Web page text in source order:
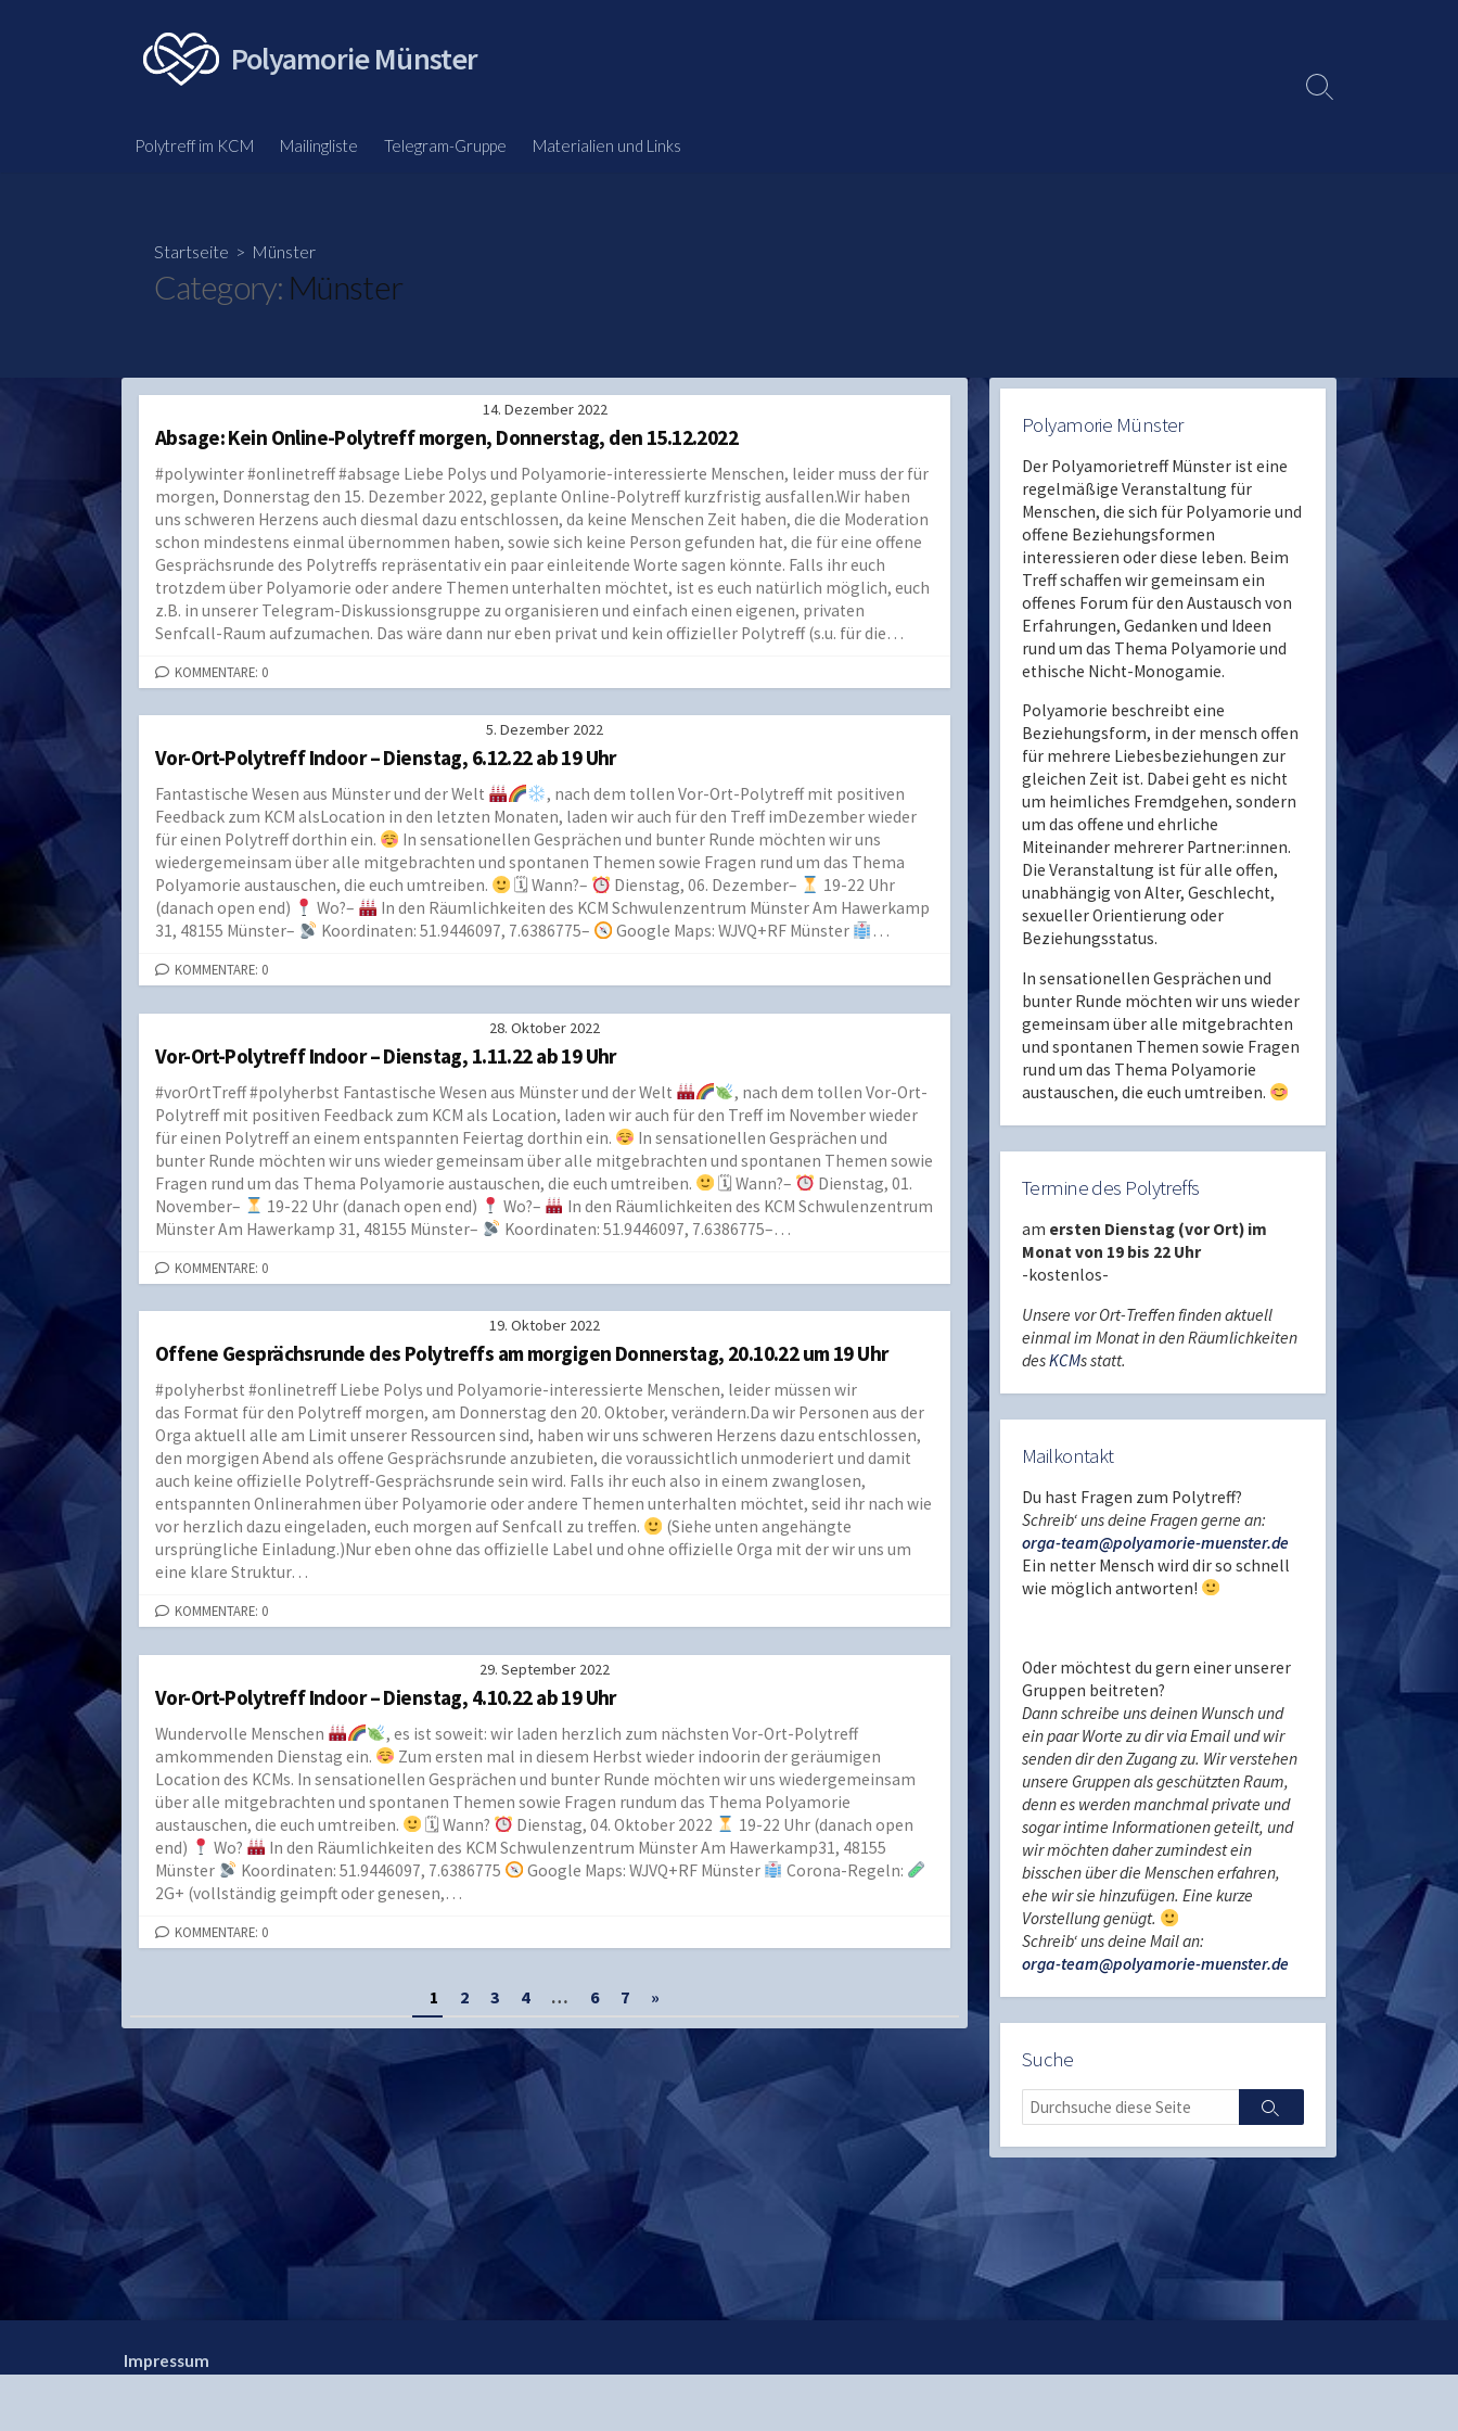
Polyamorie Münster
Polytreff im KCM Mailingliste Telegram-Gruppe Materialien und Links
Search
Startseite > Münster
Category: Münster
14. Dezember 2022
Absage: Kein Online-Polytreff morgen, Donnerstag, den 15.12.2022
#polywinter #onlinetreff #absage Liebe Polys und Polyamorie-interessierte Menschen, leider muss der für
morgen, Donnerstag den 15. Dezember 2022, geplante Online-Polytreff kurzfristig ausfallen.Wir haben
uns schweren Herzens auch diesmal dazu entschlossen, da keine Menschen Zeit haben, die die Moderation
schon mindestens einmal übernommen haben, sowie sich keine Person gefunden hat, die für eine offene
Gesprächsrunde des Polytreffs repräsentativ ein paar einleitende Worte sagen könnte. Falls ihr euch
trotzdem über Polyamorie oder andere Themen unterhalten möchtet, ist es euch natürlich möglich, euch
z.B. in unserer Telegram-Diskussionsgruppe zu organisieren und einfach einen eigenen, privaten
Senfcall-Raum aufzumachen. Das wäre dann nur eben privat und kein offizieller Polytreff (s.u. für die…
KOMMENTARE: 0
5. Dezember 2022
Vor-Ort-Polytreff Indoor – Dienstag, 6.12.22 ab 19 Uhr
Fantastische Wesen aus Münster und der Welt
, nach dem tollen Vor-Ort-Polytreff mit positiven
Feedback zum KCM alsLocation in den letzten Monaten, laden wir auch für den Treff imDezember wieder
für einen Polytreff dorthin ein.
In sensationellen Gesprächen und bunter Runde möchten wir uns
wiedergemeinsam über alle mitgebrachten und spontanen Themen sowie Fragen rund um das Thema
Polyamorie austauschen, die euch umtreiben.
🗓 Wann?– Dienstag, 06. Dezember–
19-22 Uhr
(danach open end)
Wo?–
In den Räumlichkeiten des KCM Schwulenzentrum Münster Am Hawerkamp
31, 48155 Münster–
Koordinaten: 51.9446097, 7.6386775– Google Maps: WJVQ+RF Münster …
KOMMENTARE: 0
28. Oktober 2022
Vor-Ort-Polytreff Indoor – Dienstag, 1.11.22 ab 19 Uhr
#vorOrtTreff #polyherbst Fantastische Wesen aus Münster und der Welt
, nach dem tollen Vor-Ort-
Polytreff mit positiven Feedback zum KCM als Location, laden wir auch für den Treff im November wieder
für einen Polytreff an einem entspannten Feiertag dorthin ein.
In sensationellen Gesprächen und
bunter Runde möchten wir uns wieder gemeinsam über alle mitgebrachten und spontanen Themen sowie
Fragen rund um das Thema Polyamorie austauschen, die euch umtreiben.
🗓 Wann?–
Dienstag, 01.
November–
19-22 Uhr (danach open end) Wo?–
In den Räumlichkeiten des KCM Schwulenzentrum
Münster Am Hawerkamp 31, 48155 Münster–
Koordinaten: 51.9446097, 7.6386775–…
KOMMENTARE: 0
19. Oktober 2022
Offene Gesprächsrunde des Polytreffs am morgigen Donnerstag, 20.10.22 um 19 Uhr
#polyherbst #onlinetreff Liebe Polys und Polyamorie-interessierte Menschen, leider müssen wir
das Format für den Polytreff morgen, am Donnerstag den 20. Oktober, verändern.Da wir Personen aus der
Orga aktuell alle am Limit unserer Ressourcen sind, haben wir uns schweren Herzens dazu entschlossen,
den morgigen Abend als offene Gesprächsrunde anzubieten, die voraussichtlich unmoderiert und damit
auch keine offizielle Polytreff-Gesprächsrunde sein wird. Falls ihr euch also in einem zwanglosen,
entspannten Onlinerahmen über Polyamorie oder andere Themen unterhalten möchtet, seid ihr nach wie
vor herzlich dazu eingeladen, euch morgen auf Senfcall zu treffen.
(Siehe unten angehängte
ursprüngliche Einladung.)Nur eben ohne das offizielle Label und ohne offizielle Orga mit der wir uns um
eine klare Struktur…
KOMMENTARE: 0
29. September 2022
Vor-Ort-Polytreff Indoor – Dienstag, 4.10.22 ab 19 Uhr
Wundervolle Menschen
, es ist soweit: wir laden herzlich zum nächsten Vor-Ort-Polytreff
amkommenden Dienstag ein.
Zum ersten mal in diesem Herbst wieder indoorin der geräumigen
Location des KCMs. In sensationellen Gesprächen und bunter Runde möchten wir uns wiedergemeinsam
über alle mitgebrachten und spontanen Themen sowie Fragen rundum das Thema Polyamorie
austauschen, die euch umtreiben.
🗓 Wann? Dienstag, 04. Oktober 2022
19-22 Uhr (danach open
end)
Wo?
In den Räumlichkeiten des KCM Schwulenzentrum Münster Am Hawerkamp31, 48155
Münster
Koordinaten: 51.9446097, 7.6386775 Google Maps: WJVQ+RF Münster
Corona-Regeln:
2G+ (vollständig geimpft oder genesen,…
KOMMENTARE: 0
der
Beiträge
1 2 3 4 … 6 7 »
Polyamorie Münster
Der Polyamorietreff Münster ist eine
regelmäßige Veranstaltung für
Menschen, die sich für Polyamorie und
offene Beziehungsformen
interessieren oder diese leben. Beim
Treff schaffen wir gemeinsam ein
offenes Forum für den Austausch von
Erfahrungen, Gedanken und Ideen
rund um das Thema Polyamorie und
ethische Nicht-Monogamie.
Polyamorie beschreibt eine
Beziehungsform, in der mensch offen
für mehrere Liebesbeziehungen zur
gleichen Zeit ist. Dabei geht es nicht
um heimliches Fremdgehen, sondern
um das offene und ehrliche
Miteinander mehrerer Partner:innen.
Die Veranstaltung ist für alle offen,
unabhängig von Alter, Geschlecht,
sexueller Orientierung oder
Beziehungsstatus.
In sensationellen Gesprächen und
bunter Runde möchten wir uns wieder
gemeinsam über alle mitgebrachten
und spontanen Themen sowie Fragen
rund um das Thema Polyamorie
austauschen, die euch umtreiben.
Termine des Polytreffs
am ersten Dienstag (vor Ort) im
Monat von 19 bis 22 Uhr
-kostenlos-
Unsere vor Ort-Treffen finden aktuell
einmal im Monat in den Räumlichkeiten
desKCMs statt.
Mailkontakt
Du hast Fragen zum Polytreff?
Schreib‘ uns deine Fragen gerne an:
orga-team@polyamorie-muenster.de
Ein netter Mensch wird dir so schnell
wie möglich antworten!
Oder möchtest du gern einer unserer
Gruppen beitreten?
Dann schreibe uns deinen Wunsch und
ein paar Worte zu dir via Email und wir
senden dir den Zugang zu. Wir verstehen
unsere Gruppen als geschützten Raum,
denn es werden manchmal private und
sogar intime Informationen geteilt, und
wir möchten daher zumindest ein
bisschen über die Menschen erfahren,
ehe wir sie hinzufügen. Eine kurze
Vorstellung genügt.
Schreib‘ uns deine Mail an:
orga-team@polyamorie-muenster.de
Suche
Search
Search
Impressum